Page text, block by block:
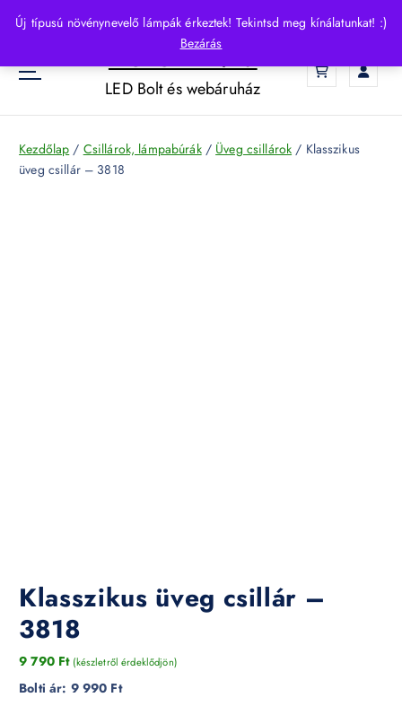
Új típusú növénynevelő lámpák érkeztek! Tekintsd meg kínálatunkat! :)
Bezárás
p
o
HelloLED.hu
LED Bolt és webáruház
Kezdőlap / Csillárok, lámpabúrák/ Üveg csillárok / Klasszikus
üveg csillár – 3818
Klasszikus üveg csillár –
3818
9 790 Ft (készletről érdeklődjön)
Bolti ár: 9 990 Ft